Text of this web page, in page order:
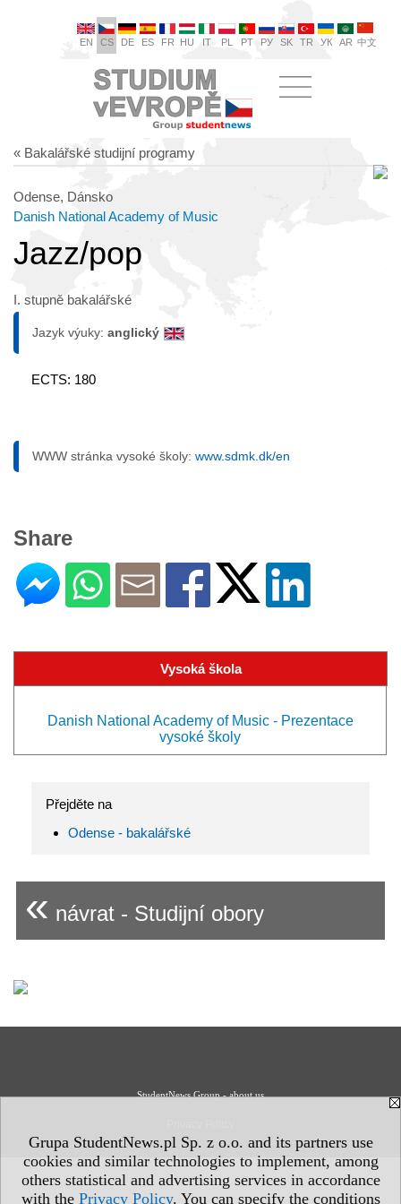
Grupa StudentNews.pl Sp. z o.o. and its partners use
cookies and similar technologies to implement, among
others statistical and advertising services in accordance
with the Privacy Policy. You can specify the conditions
EN CS DE ES FR HU IT PL PT РУ SK TR УК AR 中文
« Bakalářské studijní programy
Odense, Dánsko
Danish National Academy of Music
Jazz/pop
I. stupně bakalářské
Jazyk výuky: anglický
ECTS: 180
WWW stránka vysoké školy: www.sdmk.dk/en
Share
Vysoká škola
Danish National Academy of Music - Prezentace
vysoké školy
Přejděte na
Odense - bakalářské
« návrat - Studijní obory
StudentNews Group - about us